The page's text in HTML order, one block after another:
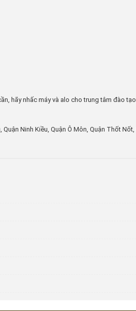
hãy nhấc máy và alo cho trung tâm đào
Ninh Kiều, Quận Ô Môn, Quận Thốt Nốt,